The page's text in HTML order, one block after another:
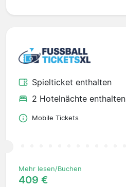
Spielticket enthalten
2 Hotelnächte enthalten
Mobile Tickets
Mehr lesen/Buchen
409 €